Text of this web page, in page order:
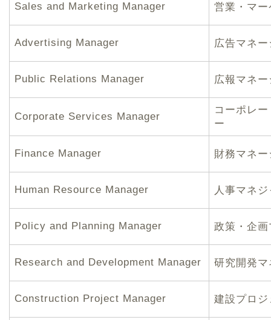
Sales and Marketing Manager 営業・マ
Advertising Manager 広告マネ
Public Relations Manager 広報マネ
Corporate Services Manager
コーポレ
ー
Finance Manager 財務マネ
Human Resource Manager 人事マネ
Policy and Planning Manager 政策・企
Research and Development Manager 研究開発
Construction Project Manager 建設プロ